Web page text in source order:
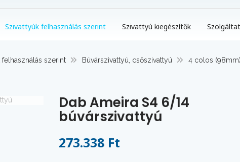
Szivattyúk felhasználás szerint Szivattyú kiegészítők
felhasználás szerint Búvárszivattyú, csőszivattyú 4 colos
Dab Ameira S4 6/14
búvárszivattyú
273.338 Ft